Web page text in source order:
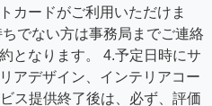
カードがご利用いただけま
でない方は事務局までご連絡
となります。 4.予定日時にサ
アデザイン、インテリアコー
ス提供終了後は、必ず、評価